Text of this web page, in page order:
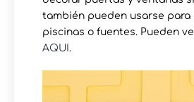
también pueden usarse para
piscinas o fuentes. Pueden
AQUI.